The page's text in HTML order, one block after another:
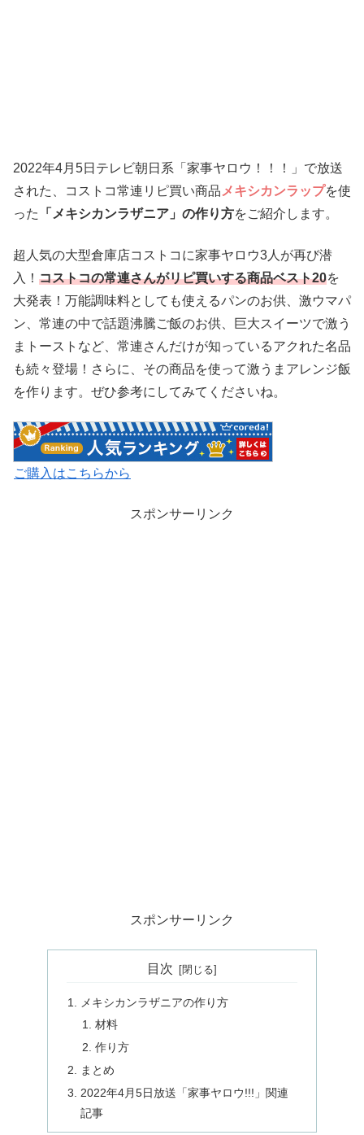
2022年4月5日 テレビ朝日系「家事ヤロウ！！！」で放送
された、コストコ常連リピ買い商品 メキシカンラップを使
った
「メキシカンラザニア」の作り方をご紹介します。
超人気の大型倉庫店コストコに家事ヤロウ3人が再び潜
入！ コストコの常連さんがリピ買いする商品ベスト20を
大発表！万能調味料としても使えるパンのお供、激ウマパ
ン、常連の中で話題沸騰ご飯のお供、巨大スイーツで激う
まトーストなど、常連さんだけが知っているアクれた名品
も続々登場！さらに、その商品を使って激うまアレンジ飯
を作ります。 ぜひ参考にしてみてくださいね。
ご購入はこちらから
スポンサーリンク
スポンサーリンク
目次
メキシカンラザニアの作り方
材料
作り方
まとめ
2022年4月5日放送「家事ヤロウ!!!」関連
記事